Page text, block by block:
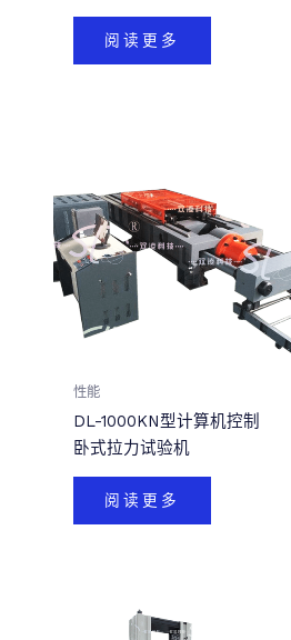
阅读更多
性能
DL-1000KN型计算机控制
卧式拉力试验机
阅读更多